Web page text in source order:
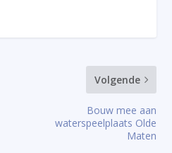
Volgende
Bouw mee aan
waterspeelplaats Olde
Maten